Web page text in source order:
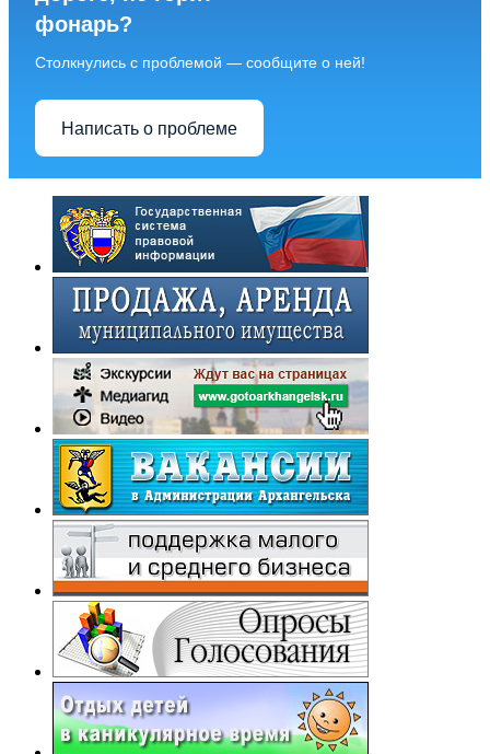
фонарь?
Столкнулись с проблемой — сообщите о ней!
Написать о проблеме